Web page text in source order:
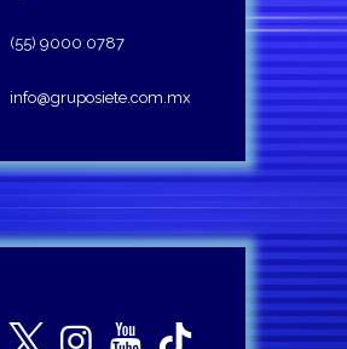
(55) 9000 0787
info@gruposiete.com.mx